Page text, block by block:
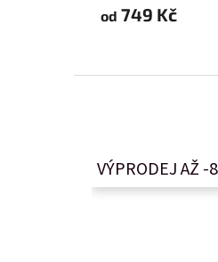
od 749 Kč
VÝPRODEJ AŽ -